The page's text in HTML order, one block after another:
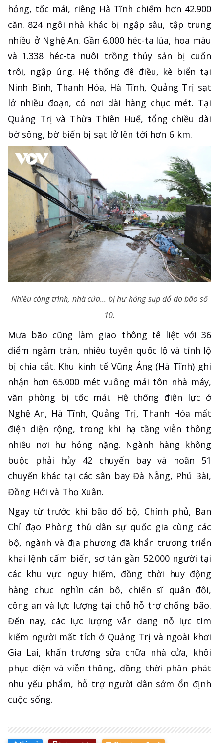
hỏng, tốc mái, riêng Hà Tĩnh chiếm hơn 42.900
căn. 824 ngôi nhà khác bị ngập sâu, tập trung
nhiều ở Nghệ An. Gần 6.000 héc-ta lúa, hoa màu
và 1.338 héc-ta nuôi trồng thủy sản bị cuốn
trôi, ngập úng. Hệ thống đê điều, kè biển tại
Ninh Bình, Thanh Hóa, Hà Tĩnh, Quảng Trị sạt
lở nhiều đoạn, có nơi dài hàng chục mét. Tại
Quảng Trị và Thừa Thiên Huế, tổng chiều dài
bờ sông, bờ biển bị sạt lở lên tới hơn 6 km.
Nhiều công trình, nhà cửa... bị hư hỏng sụp đổ do bão số
10.
Mưa bão cũng làm giao thông tê liệt với 36
điểm ngầm tràn, nhiều tuyến quốc lộ và tỉnh lộ
bị chia cắt. Khu kinh tế Vũng Áng (Hà Tĩnh) ghi
nhận hơn 65.000 mét vuông mái tôn nhà máy,
văn phòng bị tốc mái. Hệ thống điện lực ở
Nghệ An, Hà Tĩnh, Quảng Trị, Thanh Hóa mất
điện diện rộng, trong khi hạ tầng viễn thông
nhiều nơi hư hỏng nặng. Ngành hàng không
buộc phải hủy 42 chuyến bay và hoãn 51
chuyến khác tại các sân bay Đà Nẵng, Phú Bài,
Đồng Hới và Thọ Xuân.
Ngay từ trước khi bão đổ bộ, Chính phủ, Ban
Chỉ đạo Phòng thủ dân sự quốc gia cùng các
bộ, ngành và địa phương đã khẩn trương triển
khai lệnh cấm biển, sơ tán gần 52.000 người tại
các khu vực nguy hiểm, đồng thời huy động
hàng chục nghìn cán bộ, chiến sĩ quân đội,
công an và lực lượng tại chỗ hỗ trợ chống bão.
Đến nay, các lực lượng vẫn đang nỗ lực tìm
kiếm người mất tích ở Quảng Trị và ngoài khơi
Gia Lai, khẩn trương sửa chữa nhà cửa, khôi
phục điện và viễn thông, đồng thời phân phát
nhu yếu phẩm, hỗ trợ người dân sớm ổn định
cuộc sống.